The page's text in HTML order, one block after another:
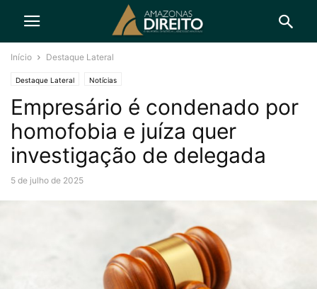
Início Destaque Lateral
Destaque Lateral Notícias
Empresário é condenado por
homofobia e juíza quer
investigação de delegada
5 de julho de 2025